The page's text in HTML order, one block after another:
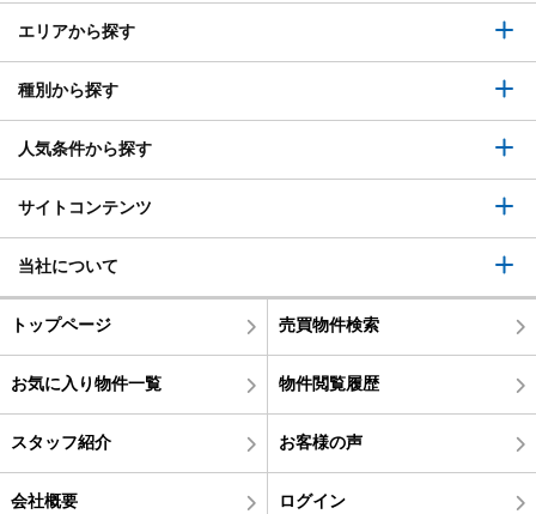
エリアから探す
種別から探す
人気条件から探す
サイトコンテンツ
当社について
トップページ 売買物件検索
お気に入り物件一覧 物件閲覧履歴
スタッフ紹介 お客様の声
会社概要 ログイン